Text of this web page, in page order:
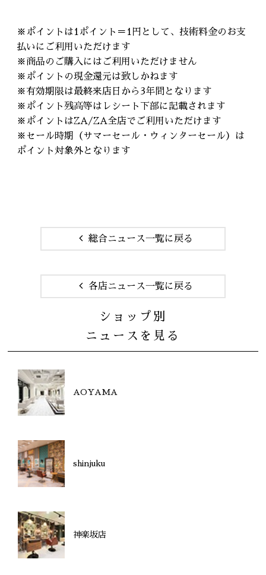
※ポイントは1ポイント＝1円として、技術料金のお支
払いにご利用いただけます
※商品のご購入にはご利用いただけません
※ポイントの現金還元は致しかねます
※有効期限は最終来店日から3年間となります
※ポイント残高等はレシート下部に記載されます
※ポイントはZA/ZA全店でご利用いただけます
※セール時期（サマーセール・ウィンターセール）は
ポイント対象外となります
総合ニュース一覧に戻る
各店ニュース一覧に戻る
ショップ別
ニュースを見る
AOYAMA
shinjuku
神楽坂店